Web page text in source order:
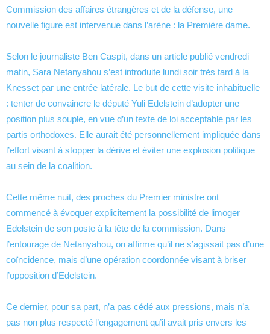
Commission des affaires étrangères et de la défense, une
nouvelle figure est intervenue dans l’arène : la Première dame.
Selon le journaliste Ben Caspit, dans un article publié vendredi
matin, Sara Netanyahou s’est introduite lundi soir très tard à la
Knesset par une entrée latérale. Le but de cette visite inhabituelle
: tenter de convaincre le député Yuli Edelstein d’adopter une
position plus souple, en vue d’un texte de loi acceptable par les
partis orthodoxes. Elle aurait été personnellement impliquée dans
l’effort visant à stopper la dérive et éviter une explosion politique
au sein de la coalition.
Cette même nuit, des proches du Premier ministre ont
commencé à évoquer explicitement la possibilité de limoger
Edelstein de son poste à la tête de la commission. Dans
l’entourage de Netanyahou, on affirme qu’il ne s’agissait pas d’une
coïncidence, mais d’une opération coordonnée visant à briser
l’opposition d’Edelstein.
Ce dernier, pour sa part, n’a pas cédé aux pressions, mais n’a
pas non plus respecté l’engagement qu’il avait pris envers les